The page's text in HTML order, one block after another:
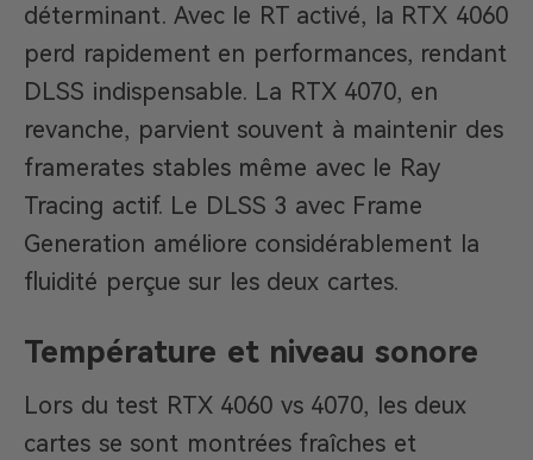
déterminant. Avec le RT activé, la RTX 4060
perd rapidement en performances, rendant
DLSS indispensable. La RTX 4070, en
revanche, parvient souvent à maintenir des
framerates stables même avec le Ray
Tracing actif. Le DLSS 3 avec Frame
Generation améliore considérablement la
fluidité perçue sur les deux cartes.
Température et niveau sonore
Lors du test RTX 4060 vs 4070, les deux
cartes se sont montrées fraîches et